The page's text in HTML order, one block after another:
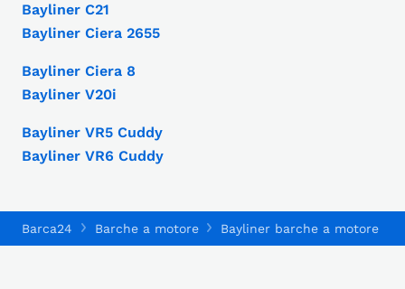
Bayliner C21
Bayliner Ciera 2655
Bayliner Ciera 8
Bayliner V20i
Bayliner VR5 Cuddy
Bayliner VR6 Cuddy
Barca24 Barche a motore Bayliner barche a motore